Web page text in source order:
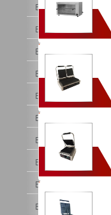
BLANCO
BONGARD
BONNET
BORES
BOURGEOIS
BRAHMA
BRANDFORD
BRAS
BRASILIA
BRAVILOR BONAMAT